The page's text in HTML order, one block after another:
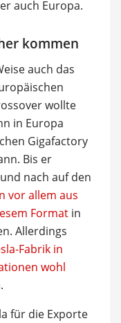
auch Europa.
kommen
auch das
wollte
in Europa
Gigafactory
Bis er
nach auf den
vor allem aus
Formatin
Allerdings
Fabrik in
wohl
für die Exporte